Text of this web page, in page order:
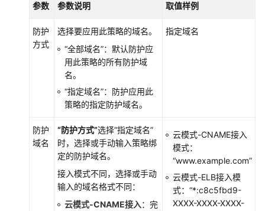
南
黎）
隆
坡
参数 参数说明 取值样例
防护
方式
选择要应用此策略的域名。
“全部域名”：默认防护应
用此策略的所有防护域
名。
“指定域名”：防护应用此
策略的指定防护域名。
指定域名
防护
域名
“防护方式”选择“指定域名”
时，选择或手动输入策略绑
定的防护域名。
接入模式不同，选择或手动
输入的域名格式不同：
云模式-CNAME接入：完
云模式-CNAME接入
模式：
“www.example.com”
云模式-ELB接入模
式： “*:c8c5fbd9-
XXXX-XXXX-XXXX-